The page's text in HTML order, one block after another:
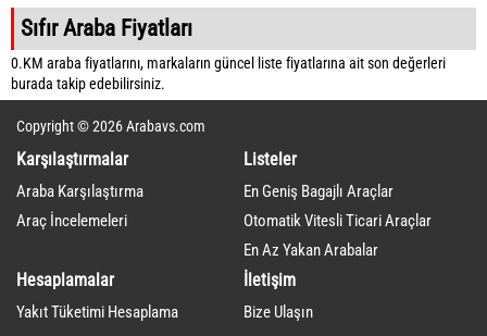
Sıfır Araba Fiyatları
0.KM araba fiyatlarını, markaların güncel liste fiyatlarına ait son değerleri
burada takip edebilirsiniz.
Copyright © 2026 Arabavs.com
Karşılaştırmalar
Araba Karşılaştırma
Araç İncelemeleri
Listeler
En Geniş Bagajlı Araçlar
Otomatik Vitesli Ticari Araçlar
En Az Yakan Arabalar
Hesaplamalar
Yakıt Tüketimi Hesaplama
İletişim
Bize Ulaşın